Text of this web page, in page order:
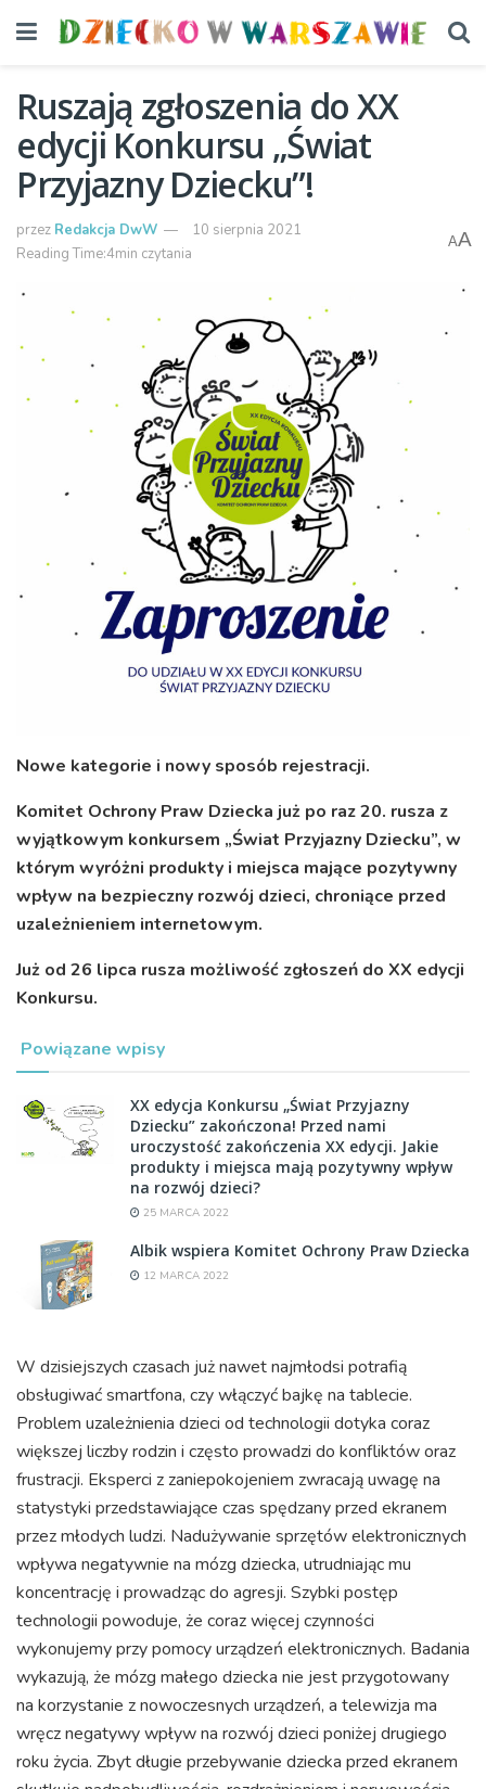
Ruszają zgłoszenia do XX
edycji Konkursu „Świat
Przyjazny Dziecku”!
przez Redakcja DwW
10 sierpnia 2021
Reading Time:4min czytania
AA
Nowe kategorie i nowy sposób rejestracji.
Komitet Ochrony Praw Dziecka już po raz 20. rusza z
wyjątkowym konkursem „Świat Przyjazny Dziecku”, w
którym wyróżni produkty i miejsca mające pozytywny
wpływ na bezpieczny rozwój dzieci, chroniące przed
uzależnieniem internetowym.
Już od 26 lipca rusza możliwość zgłoszeń do XX edycji
Konkursu.
Powiązane wpisy
XX edycja Konkursu „Świat Przyjazny
Dziecku” zakończona! Przed nami
uroczystość zakończenia XX edycji. Jakie
produkty i miejsca mają pozytywny wpływ
na rozwój dzieci?
25 MARCA 2022
Albik wspiera Komitet Ochrony Praw Dziecka
12 MARCA 2022
W dzisiejszych czasach już nawet najmłodsi potrafią
obsługiwać smartfona, czy włączyć bajkę na tablecie.
Problem uzależnienia dzieci od technologii dotyka coraz
większej liczby rodzin i często prowadzi do konfliktów oraz
frustracji. Eksperci z zaniepokojeniem zwracają uwagę na
statystyki przedstawiające czas spędzany przed ekranem
przez młodych ludzi. Nadużywanie sprzętów elektronicznych
wpływa negatywnie na mózg dziecka, utrudniając mu
koncentrację i prowadząc do agresji. Szybki postęp
technologii powoduje, że coraz więcej czynności
wykonujemy przy pomocy urządzeń elektronicznych. Badania
wykazują, że mózg małego dziecka nie jest przygotowany
na korzystanie z nowoczesnych urządzeń, a telewizja ma
wręcz negatywy wpływ na rozwój dzieci poniżej drugiego
roku życia. Zbyt długie przebywanie dziecka przed ekranem